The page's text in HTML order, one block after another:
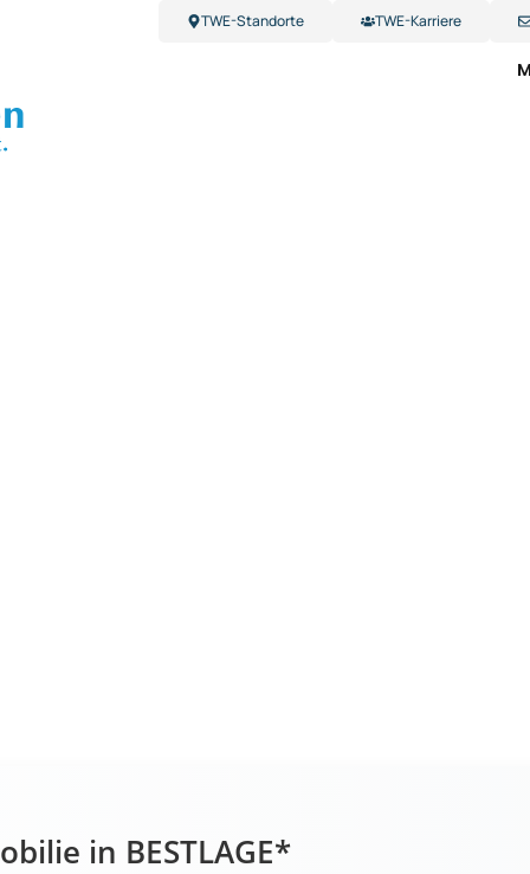
TWE-Karriere
TWE-Standorte
in BESTLAGE*